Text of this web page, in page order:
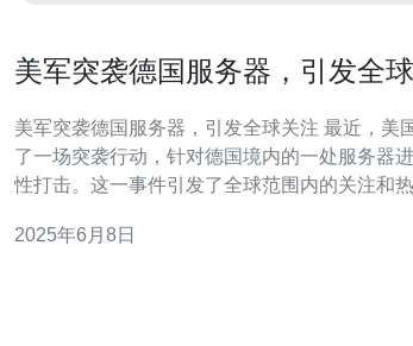
美军突袭德国服务器，引发全
美军突袭德国服务器，引发全球关注 最近，美国军方展开
了一场突袭行动，针对德国境内的一处服务器
性打击。这一事件引发了全球范围内的关注和热议
器，位于德国柏林附近的一个秘密地点。行动包
2025年6月8日